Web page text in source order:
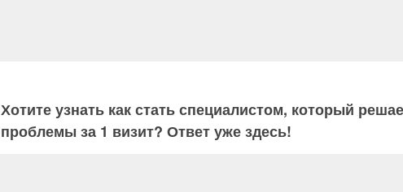
Хотите узнать как стать специалистом, который
проблемы за 1 визит? Ответ уже здесь!